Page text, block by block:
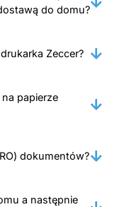
do domu?
Zeccer?
papierze
dokumentów?
a następnie